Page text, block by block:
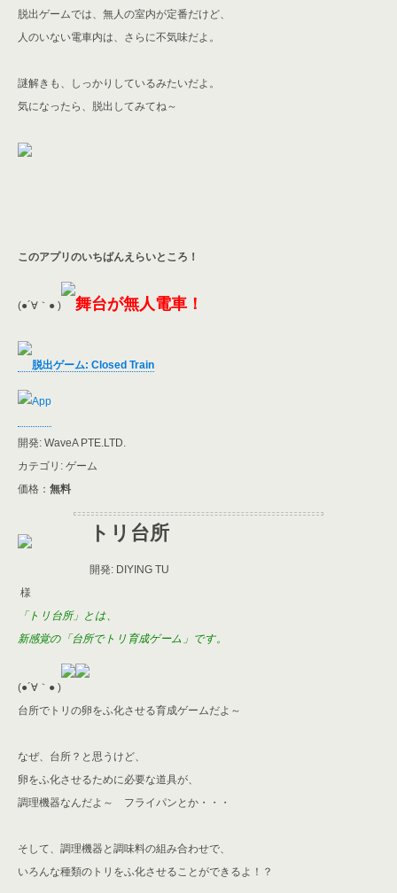
脱出ゲームでは、 無人の室内が定番だけど、
人のいない電車内は、さらに不気味だよ。
謎解きも、しっかりしているみたいだよ。
気になったら、脱出してみてね～
このアプリのいちばんえらいところ！
(●´∀｀● ) 舞台が無人電車！
脱出ゲーム: Closed Train
開発: WaveA PTE.LTD.
カテゴリ: ゲーム
価格： 無料
トリ台所
開発: DIYING TU
様
「トリ台所」とは、
新感覚の「台所でトリ育成ゲーム」です。
(●´∀｀● )
台所でトリの卵をふ化させる育成ゲームだよ～
なぜ、台所？と思うけど、
卵をふ化させるために必要な道具が、
調理機器なんだよ～ フライパンとか・・・
そして、調理機器と調味料の組み合わせで、
いろんな種類のトリをふ化させることができるよ！？